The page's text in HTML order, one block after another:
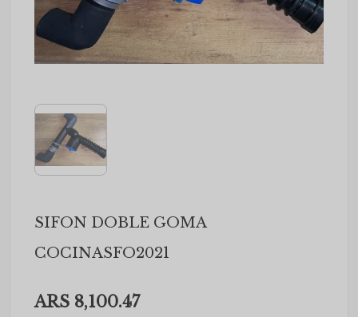
SIFON DOBLE GOMA
COCINASFO2021
ARS 8,100.47